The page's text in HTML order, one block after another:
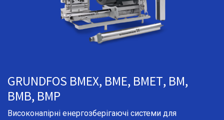
GRUNDFOS ВМЕX, ВМЕ, ВМЕТ, ВМ,
ВМВ, BMP
Високонапірні енергозберігаючі системи для